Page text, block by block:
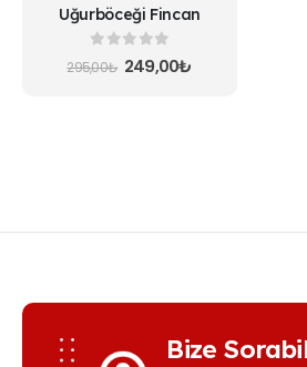
Uğurböceği Fincan
5 üzerinden
295,00₺ Orijinal
fiyat:
249,00₺
Bize